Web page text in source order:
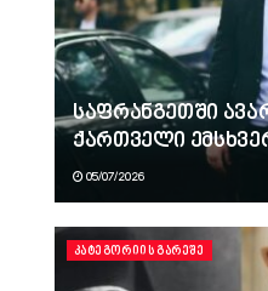
საფრანგეთში
ქართველი
05/07/2026
ᲙᲐᲢᲔᲒᲝᲠᲘᲘᲡ ᲒᲐᲠᲔᲨᲔ